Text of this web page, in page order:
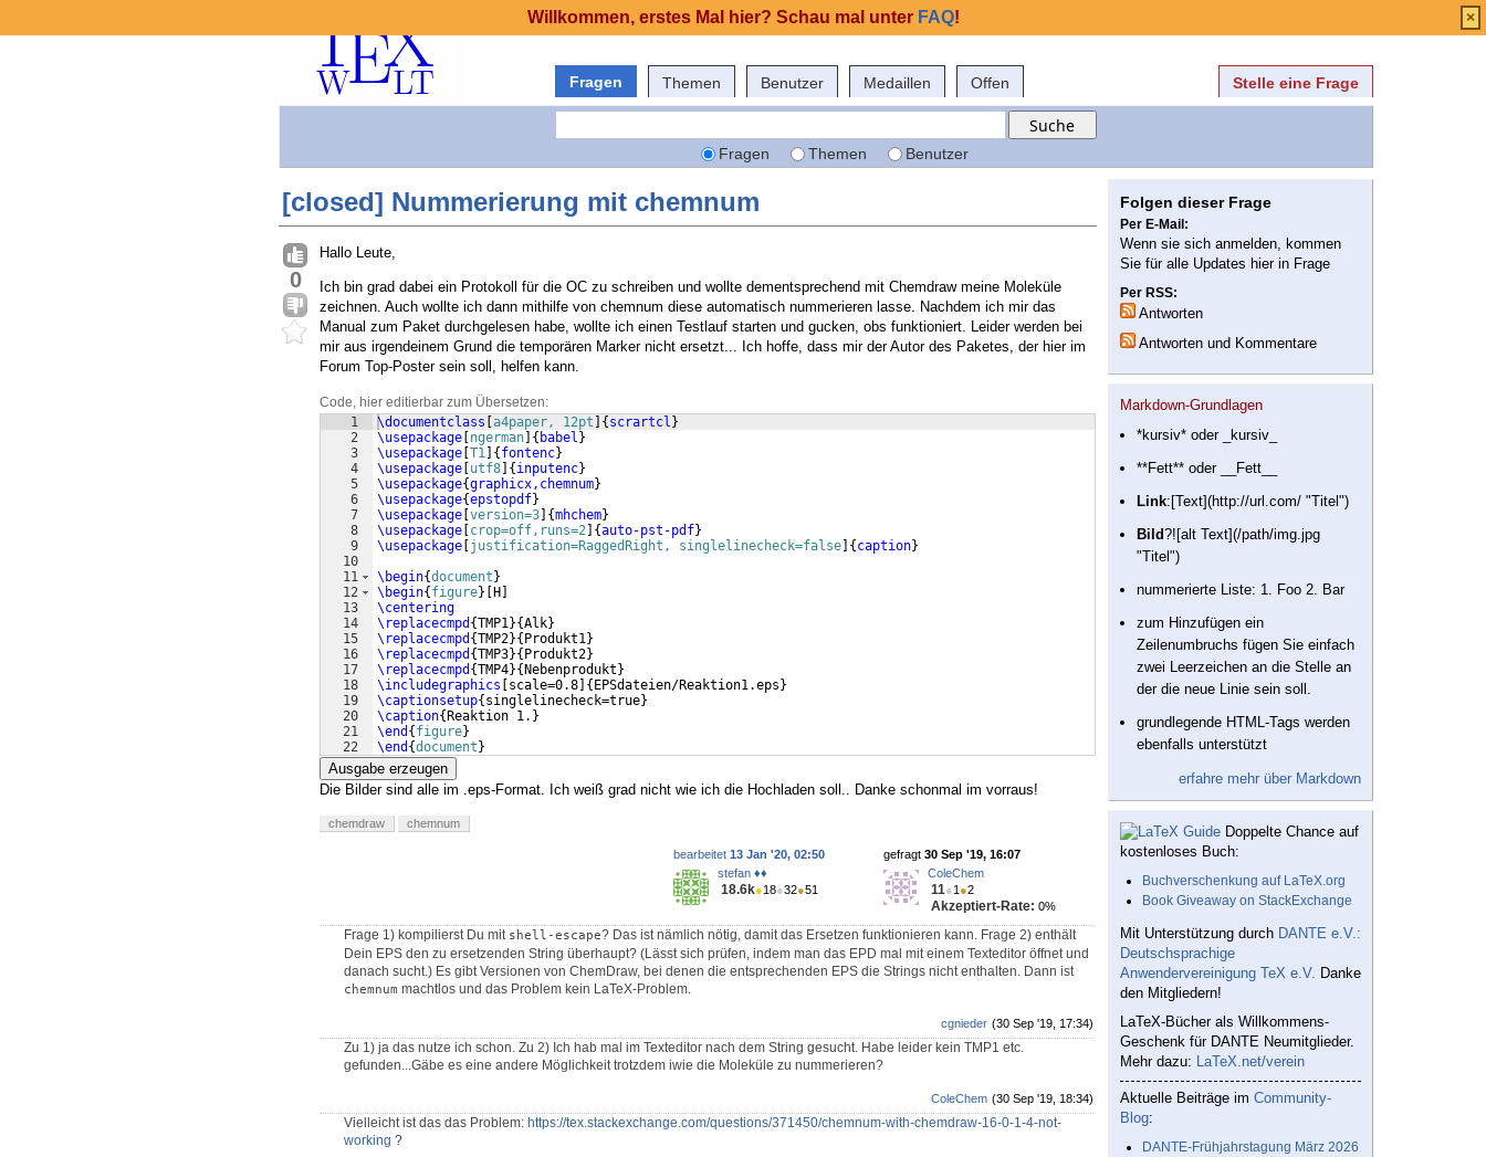
Fragen Themen Benutzer Medaillen Offen Stelle eine Frage
Fragen Themen Benutzer
[closed] Nummerierung mit chemnum
0
Hallo Leute,
Ich bin grad dabei ein Protokoll für die OC zu schreiben und wollte dementsprechend mit Chemdraw meine Moleküle
zeichnen. Auch wollte ich dann mithilfe von chemnum diese automatisch nummerieren lasse. Nachdem ich mir das
Manual zum Paket durchgelesen habe, wollte ich einen Testlauf starten und gucken, obs funktioniert. Leider werden bei
mir aus irgendeinem Grund die temporären Marker nicht ersetzt... Ich hoffe, dass mir der Autor des Paketes, der hier im
Forum Top-Poster sein soll, helfen kann.
Code, hier editierbar zum Übersetzen:
1
2
3
4
5
6
7
8
9
10
11
12
13
14
15
16
17
18
19
20
21
22
\documentclass a4paper, 12pt { scrartcl }
\usepackage ngerman { babel }
\usepackage T1 { fontenc}
\usepackage utf8 { inputenc}
\usepackage{graphicx,chemnum}
\usepackage{epstopdf}
\usepackage version=3 {mhchem}
\usepackage crop=off,runs=2 {auto-pst-pdf}
\usepackage justification=RaggedRight, singlelinecheck=false { caption}
\begin{document }
\begin{ figure} H
\centering
\replacecmpd {TMP1}{Alk}
\replacecmpd {TMP2}{ Produkt1}
\replacecmpd {TMP3}{ Produkt2}
\replacecmpd {TMP4}{ Nebenprodukt }
\includegraphics
scale=0.8 { EPSdateien/Reaktion1.eps }
\captionsetup{ singlelinecheck=true}
\caption{ Reaktion 1. }
\end { figure}
\end {document }
Ausgabe erzeugen
Die Bilder sind alle im .eps-Format. Ich weiß grad nicht wie ich die Hochladen soll.. Danke schonmal im vorraus!
chemdraw chemnum
gefragt 30 Sep '19, 16:07
ColeChem
11●1 ●2
Akzeptiert-Rate: 0%
bearbeitet 13 Jan '20, 02:50
stefan ♦♦
18.6k●18●32●51
Frage 1) kompilierst Du mit shell-escape? Das ist nämlich nötig, damit das Ersetzen funktionieren kann. Frage 2) enthält
Dein EPS den zu ersetzenden String überhaupt? (Lässt sich prüfen, indem man das EPD mal mit einem Texteditor öffnet und
danach sucht.) Es gibt Versionen von ChemDraw, bei denen die entsprechenden EPS die Strings nicht enthalten. Dann ist
chemnum machtlos und das Problem kein LaTeX-Problem.
(30 Sep '19, 17:34)
cgnieder
Zu 1) ja das nutze ich schon. Zu 2) Ich hab mal im Texteditor nach dem String gesucht. Habe leider kein TMP1 etc.
gefunden...Gäbe es eine andere Möglichkeit trotzdem iwie die Moleküle zu nummerieren?
(30 Sep '19, 18:34)
ColeChem
Vielleicht ist das das Problem: https://tex.stackexchange.com/questions/371450/chemnum-with-chemdraw-16-0-1-4-not-
working ?
Folgen dieser Frage
Per E-Mail:
Wenn sie sich anmelden, kommen
Sie für alle Updates hier in Frage
Per RSS:
Antworten
Antworten und Kommentare
Markdown-Grundlagen
*kursiv* oder _kursiv_
**Fett** oder __Fett__
Link:[Text](http://url.com/ "Titel")
Bild?![alt Text](/path/img.jpg
"Titel")
nummerierte Liste: 1. Foo 2. Bar
zum Hinzufügen ein
Zeilenumbruchs fügen Sie einfach
zwei Leerzeichen an die Stelle an
der die neue Linie sein soll.
grundlegende HTML-Tags werden
ebenfalls unterstützt
erfahre mehr über Markdown
Doppelte Chance auf
kostenloses Buch:
Buchverschenkung auf LaTeX.org
Book Giveaway on StackExchange
Mit Unterstützung durch DANTE e.V.:
Deutschsprachige
Anwendervereinigung TeX e.V. Danke
den Mitgliedern!
LaTeX-Bücher als Willkommens-
Geschenk für DANTE Neumitglieder.
Mehr dazu: LaTeX.net/verein
Aktuelle Beiträge im Community-
Blog:
DANTE-Frühjahrstagung März 2026
Willkommen, erstes Mal hier? Schau mal unter FAQ! ×